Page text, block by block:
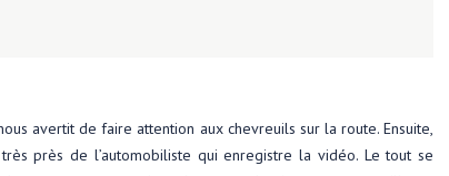
avertit de faire attention aux chevreuils sur la route. Ensuite,
près de l’automobiliste qui enregistre la vidéo. Le tout se